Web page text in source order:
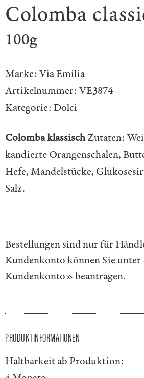
Colomba
100g
Marke: Via Emilia
Artikelnummer: VE3874
Kategorie: Dolci
Colomba klassischZutaten:
kandierte Orangenschalen,
Hefe, Mandelstücke,
Salz.
Bestellungen sind nur für
Kundenkonto können Sie unter
Kundenkonto»beantragen.
PRODUKTINFORMATIONEN
Haltbarkeit ab Produktion: